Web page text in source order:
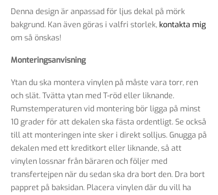
Denna design är anpassad för ljus dekal på mörk
bakgrund. Kan även göras i valfri storlek, kontakta mig
om så önskas!
Monteringsanvisning
Ytan du ska montera vinylen på måste vara torr, ren
och slät. Tvätta ytan med T-röd eller liknande.
Rumstemperaturen vid montering bör ligga på minst
10 grader för att dekalen ska fästa ordentligt. Se också
till att monteringen inte sker i direkt solljus. Gnugga på
dekalen med ett kreditkort eller liknande, så att
vinylen lossnar från bäraren och följer med
transfertejpen när du sedan ska dra bort den. Dra bort
pappret på baksidan. Placera vinylen där du vill ha